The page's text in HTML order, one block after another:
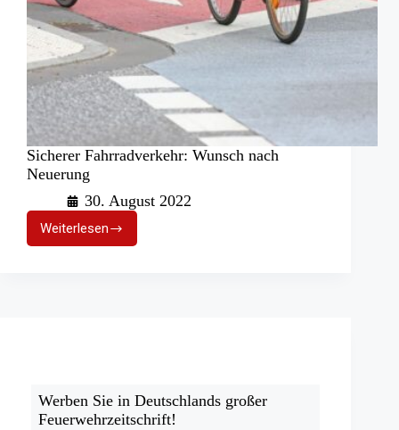
Sicherer Fahrradverkehr: Wunsch nach
Neuerung
30. August 2022
Weiterlesen
Sicherer
Fahrradverkehr:
Werben Sie in Deutschlands großer
Feuerwehrzeitschrift!